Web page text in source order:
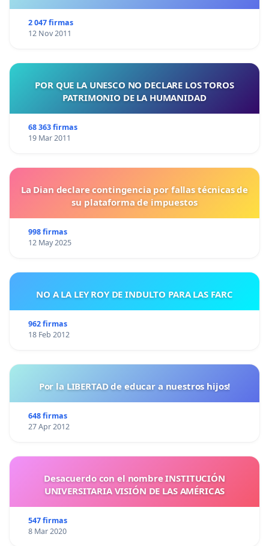
2 047 firmas
12 Nov 2011
POR QUE LA UNESCO NO DECLARE LOS TOROS
PATRIMONIO DE LA HUMANIDAD
68 363 firmas
19 Mar 2011
La Dian declare contingencia por fallas técnicas de
su plataforma de impuestos
998 firmas
12 May 2025
NO A LA LEY ROY DE INDULTO PARA LAS FARC
962 firmas
18 Feb 2012
Por la LIBERTAD de educar a nuestros hijos!
648 firmas
27 Apr 2012
Desacuerdo con el nombre INSTITUCIÓN
UNIVERSITARIA VISIÓN DE LAS AMÉRICAS
547 firmas
8 Mar 2020